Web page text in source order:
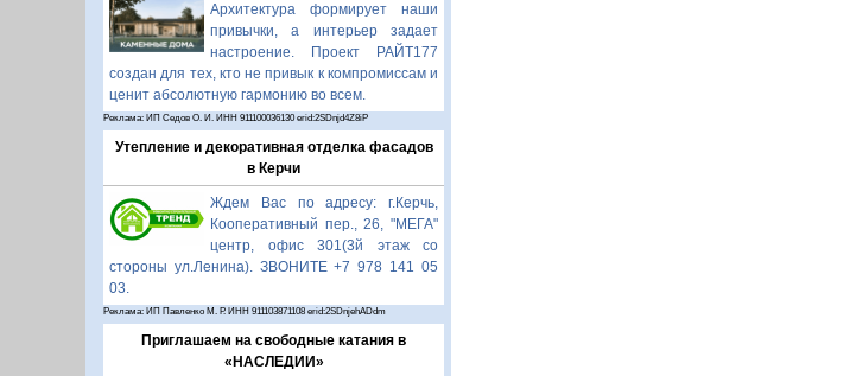
Архитектура формирует наши
привычки, а интерьер задает
настроение. Проект РАЙТ177
создан для тех, кто не привык к компромиссам и
ценит абсолютную гармонию во всем.
Реклама: ИП Седов О. И. ИНН 911100036130 erid:2SDnjd4Z8iP
Утепление и декоративная отделка фасадов
в Керчи
Ждем Вас по адресу: г.Керчь,
Кооперативный пер., 26, "МЕГА"
центр, офис 301(3й этаж со
стороны ул.Ленина). ЗВОНИТЕ +7 978 141 05
03.
Реклама: ИП Павленко М. Р. ИНН 911103871108 erid:2SDnjehADdm
Приглашаем на свободные катания в
«НАСЛЕДИИ»